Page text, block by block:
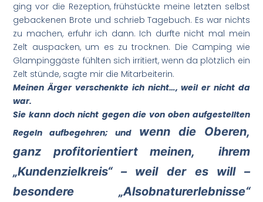
ging vor die Rezeption, frühstückte meine letzten selbst
gebackenen Brote und schrieb Tagebuch. Es war nichts
zu machen, erfuhr ich dann. Ich durfte nicht mal mein
Zelt auspacken, um es zu trocknen. Die Camping wie
Glampinggäste fühlten sich irritiert, wenn da plötzlich ein
Zelt stünde, sagte mir die Mitarbeiterin.
Meinen Ärger verschenkte ich nicht…, weil er nicht da
war.
Sie kann doch nicht gegen die von oben aufgestellten
Regeln aufbegehren; und wenn die Oberen,
ganz profitorientiert meinen, ihrem
„Kundenzielkreis“ – weil der es will –
besondere „Alsobnaturerlebnisse“